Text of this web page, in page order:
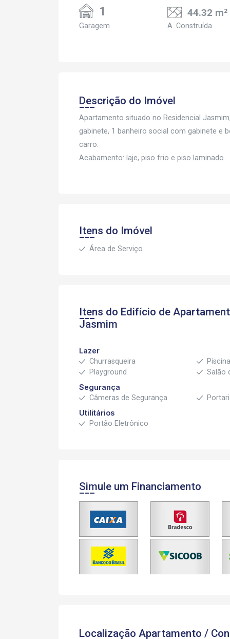
1
Garagem
44.32 m²
A. Construída
Descrição do Imóvel
Apartamento situado no Residencial
gabinete, 1 banheiro social com gabinete e
carro.
Acabamento: laje, piso frio e piso laminado.
Itens do Imóvel
Área de Serviço
Itens do Edifício de
Jasmim
Lazer
Churrasqueira
Playground
Salão
Segurança
Câmeras de Segurança
Utilitários
Portão Eletrônico
Simule um Financiamento
Localização Apartamento /